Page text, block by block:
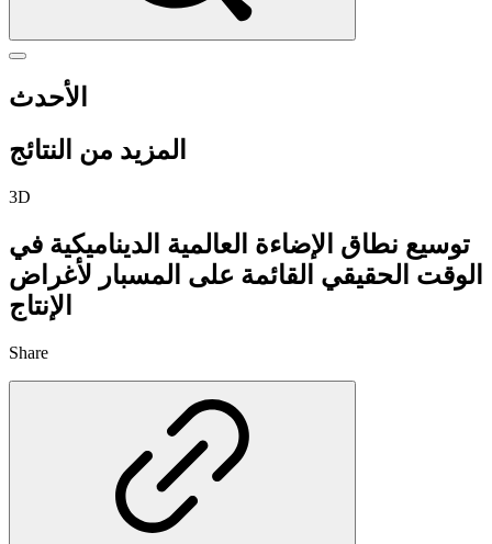
الأحدث
المزيد من النتائج
3D
توسيع نطاق الإضاءة العالمية الديناميكية في
الوقت الحقيقي القائمة على المسبار لأغراض
الإنتاج
Share